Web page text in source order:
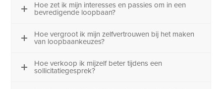
Hoe zet ik mijn interesses en passies om in een
bevredigende loopbaan?
Hoe vergroot ik mijn zelfvertrouwen bij het maken
van loopbaankeuzes?
Hoe verkoop ik mijzelf beter tijdens een
sollicitatiegesprek?